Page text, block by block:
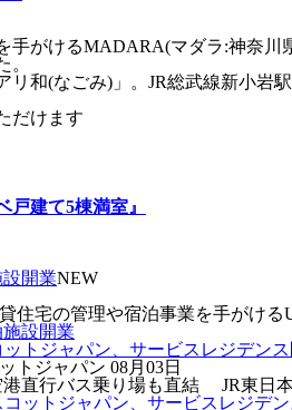
がけるMADARA(マダラ:神奈川
。
和(なごみ)」。JR総武線新小岩
だけます
戸建て5棟満室』
開業NEW
宅の管理や宿泊事業を手がける
トジャパン、サービスレジデン
トジャパン 08月03日
直行バス乗り場も直結 JR東日